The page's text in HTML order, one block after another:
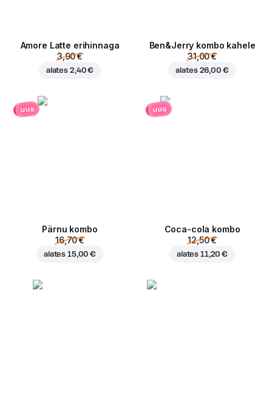
Amore Latte erihinnaga
3,90 €
alates 2,40 €
Ben&Jerry kombo kahele
31,00 €
alates 26,00 €
uus
Pärnu kombo
16,70 €
alates 15,00 €
uus
Coca-cola kombo
12,50 €
alates 11,20 €